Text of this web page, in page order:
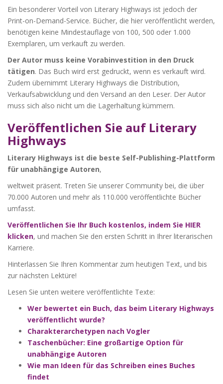
Ein besonderer Vorteil von Literary Highways ist jedoch der
Print-on-Demand-Service. Bücher, die hier veröffentlicht werden,
benötigen keine Mindestauflage von 100, 500 oder 1.000
Exemplaren, um verkauft zu werden.
Der Autor muss keine Vorabinvestition in den Druck
tätigen. Das Buch wird erst gedruckt, wenn es verkauft wird.
Zudem übernimmt Literary Highways die Distribution,
Verkaufsabwicklung und den Versand an den Leser. Der Autor
muss sich also nicht um die Lagerhaltung kümmern.
Veröffentlichen Sie auf Literary
Highways
Literary Highways ist die beste Self-Publishing-Plattform
für unabhängige Autoren,
weltweit präsent. Treten Sie unserer Community bei, die über
70.000 Autoren und mehr als 110.000 veröffentlichte Bücher
umfasst.
Veröffentlichen Sie Ihr Buch kostenlos, indem Sie HIER
klicken, und machen Sie den ersten Schritt in Ihrer literarischen
Karriere.
Hinterlassen Sie Ihren Kommentar zum heutigen Text, und bis
zur nächsten Lektüre!
Lesen Sie unten weitere veröffentlichte Texte:
Wer bewertet ein Buch, das beim Literary Highways
veröffentlicht wurde?
Charakterarchetypen nach Vogler
Taschenbücher: Eine großartige Option für
unabhängige Autoren
Wie man Ideen für das Schreiben eines Buches
findet